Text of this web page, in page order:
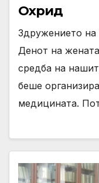
Охрид
Здружението
Денот на
средба на
беше
медицината.